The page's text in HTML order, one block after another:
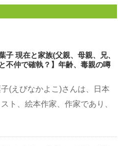
子 現在と家族(父親、母親、兄、
不仲で確執？】年齢、毒親の噂
(えびなかよこ)さんは、日本
ト、絵本作家、作家であり、